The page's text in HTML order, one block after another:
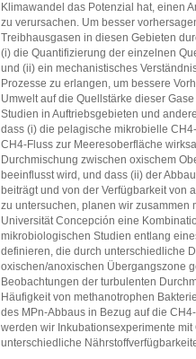
Klimawandel das Potenzial hat, einen
zu verursachen. Um besser
Treibhausgasen in diesen Gebieten
(i) die Quantifizierung der einzelnen
und (ii) ein mechanistisches
Prozesse zu erlangen, um bessere
Umwelt auf die Quellstärke dieser
Studien in Auftriebsgebieten und
dass (i) die pelagische mikrobielle
CH4-Fluss zur Meeresoberfläche
Durchmischung zwischen oxischem
beeinflusst wird, und dass (ii) der
beiträgt und von der Verfügbarkeit von
zu untersuchen, planen wir
Universität Concepción eine
mikrobiologischen Studien entlang
definieren, die durch unterschiedliche
oxischen/anoxischen Übergangszone
Beobachtungen der turbulenten
Häufigkeit von methanotrophen
des MPn-Abbaus in Bezug auf die
werden wir Inkubationsexperimente
unterschiedliche